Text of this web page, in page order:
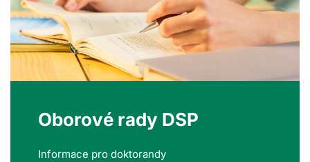
Oborové rady DSP
Informace pro doktorandy